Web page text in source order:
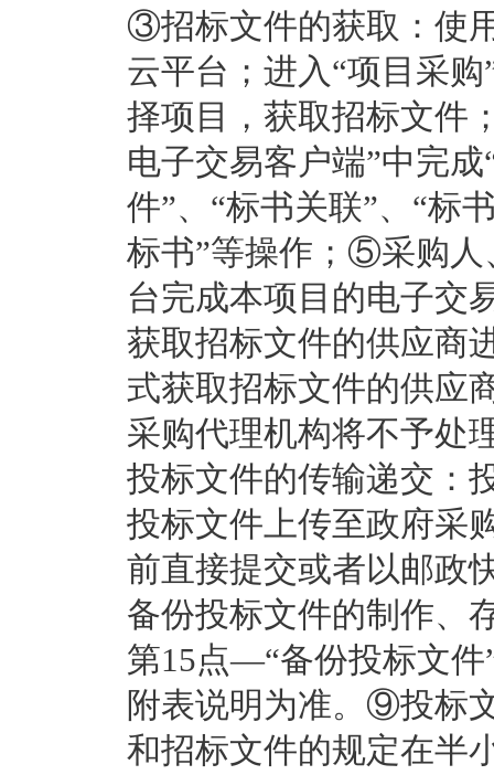
③招标文件的获取：使
云平台；进入“项目采
择项目，获取招标文件
电子交易客户端”中完
件”、“标书关联”、“标
标书”等操作；⑤采购人
台完成本项目的电子交
获取招标文件的供应商
式获取招标文件的供应
采购代理机构将不予
投标文件的传输递交：
投标文件上传至政府采
前直接提交或者以邮政
备份投标文件的制作、
第15点—“备份投标文
附表说明为准。⑨投标
和招标文件的规定在半